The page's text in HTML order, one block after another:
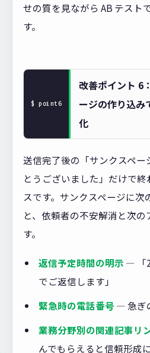
せの質を見ながら AB テスト
す。
改善ポイント 6
ージの作り込み
化
送信完了後の「サンクスペ
とうございました」だけで
スです。サンクスページに次
と、依頼者の不安解消と次の
す。
返信予定時間の明示 — 「
でご返信します」
緊急時の電話番号 — 急ぎ
業務分野別の関連記事リ
んでもらえると信頼形成に